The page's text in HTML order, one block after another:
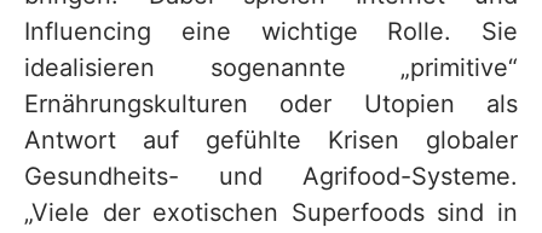
Influencing eine wichtige Rolle. Sie
idealisieren sogenannte „primitive“
Ernährungskulturen oder Utopien als
Antwort auf gefühlte Krisen globaler
Gesundheits- und Agrifood-Systeme.
„Viele der exotischen Superfoods sind in